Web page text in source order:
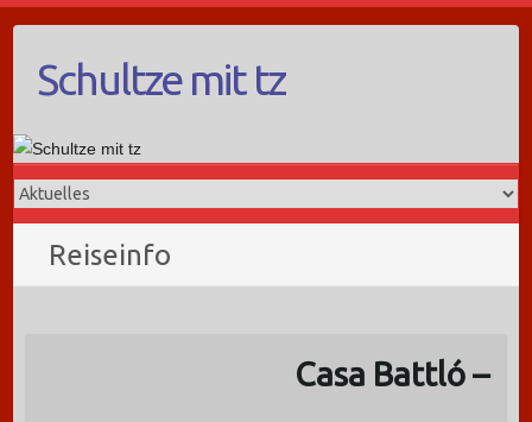
Schultze mit tz
Reiseinfo
Casa Battló –